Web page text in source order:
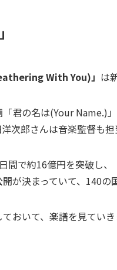
With You)」 は
君の名は(Your Name.)
次郎さんは音楽監督も担
間で約16億円を突破し、
が決まっていて、140の
おいて、楽譜を見ていき